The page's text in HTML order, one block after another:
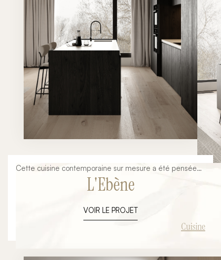
Cette cuisine contemporaine sur mesure a été pensée
dans une approche minimaliste et architecturale mêlant
lignes épurées, matériaux nobles et ambiance
élégant et fonctionnel parfaitement intégré à
l’architecture intérieure du lieu tout en mettant en valeur
d’un îlot central, cette cuisine devient un véritable
L'Ebène
VOIR LE PROJET
Cuisine